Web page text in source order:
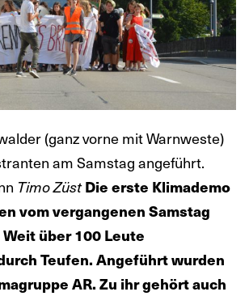
(ganz vorne mit Warnweste)
am Samstag angeführt.
Timo Züst Die erste Klimademo
vom vergangenen Samstag
über 100 Leute
Teufen. Angeführt wurden
AR. Zu ihr gehört auch